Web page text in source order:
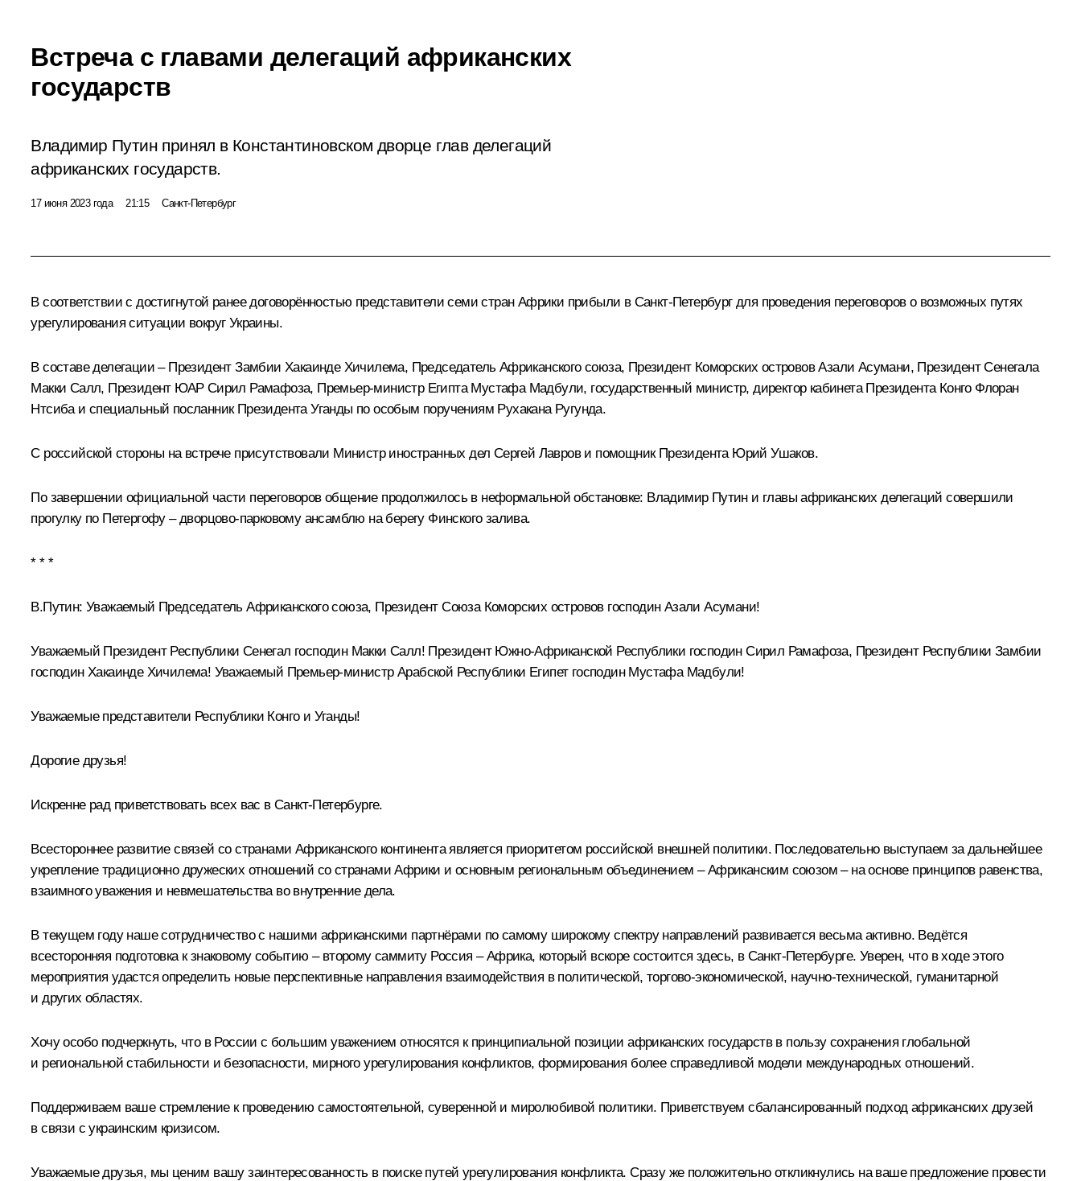
Встреча с главами делегаций африканских
государств
Владимир Путин принял в Константиновском дворце глав делегаций
африканских государств.
17 июня 2023 года 21:15 Санкт-Петербург
В соответствии с достигнутой ранее договорённостью представители семи стран Африки прибыли в Санкт-Петербург для проведения переговоров о возможных путях
урегулирования ситуации вокруг Украины.
В составе делегации – Президент Замбии Хакаинде Хичилема, Председатель Африканского союза, Президент Коморских островов Азали Асумани, Президент Сенегала
Макки Салл, Президент ЮАР Сирил Рамафоза, Премьер-министр Египта Мустафа Мадбули, государственный министр, директор кабинета Президента Конго Флоран
Нтсиба и специальный посланник Президента Уганды по особым поручениям Рухакана Ругунда.
С российской стороны на встрече присутствовали Министр иностранных дел Сергей Лаврови помощник Президента Юрий Ушаков.
По завершении официальной части переговоров общение продолжилось в неформальной обстановке: Владимир Путин и главы африканских делегаций совершили
прогулку по Петергофу – дворцово-парковому ансамблю на берегу Финского залива.
* * *
В.Путин: Уважаемый Председатель Африканского союза, Президент Союза Коморских островов господин Азали Асумани!
Уважаемый Президент Республики Сенегал господин Макки Салл! Президент Южно-Африканской Республики господин Сирил Рамафоза, Президент Республики Замбии
господин Хакаинде Хичилема! Уважаемый Премьер-министр Арабской Республики Египет господин Мустафа Мадбули!
Уважаемые представители Республики Конго и Уганды!
Дорогие друзья!
Искренне рад приветствовать всех вас в Санкт-Петербурге.
Всестороннее развитие связей со странами Африканского континента является приоритетом российской внешней политики. Последовательно выступаем за дальнейшее
укрепление традиционно дружеских отношений со странами Африки и основным региональным объединением – Африканским союзом – на основе принципов равенства,
взаимного уважения и невмешательства во внутренние дела.
В текущем году наше сотрудничество с нашими африканскими партнёрами по самому широкому спектру направлений развивается весьма активно. Ведётся
всесторонняя подготовка к знаковому событию – второму саммиту Россия – Африка, который вскоре состоится здесь, в Санкт-Петербурге. Уверен, что в ходе этого
мероприятия удастся определить новые перспективные направления взаимодействия в политической, торгово-экономической, научно-технической, гуманитарной
и других областях.
Хочу особо подчеркнуть, что в России с большим уважением относятся к принципиальной позиции африканских государств в пользу сохранения глобальной
и региональной стабильности и безопасности, мирного урегулирования конфликтов, формирования более справедливой модели международных отношений.
Поддерживаем ваше стремление к проведению самостоятельной, суверенной и миролюбивой политики. Приветствуем сбалансированный подход африканских друзей
в связи с украинским кризисом.
Уважаемые друзья, мы ценим вашу заинтересованность в поиске путей урегулирования конфликта. Сразу же положительно откликнулись на ваше предложение провести